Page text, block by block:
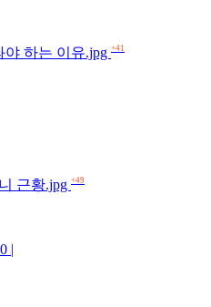
야 하는 이유.jpg +41
근황.jpg +49
|